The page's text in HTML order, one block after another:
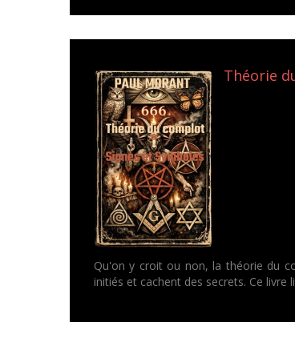
Théorie
Qu'on y croit ou non, la théorie du
initiés et cachent des secrets. Ce livre